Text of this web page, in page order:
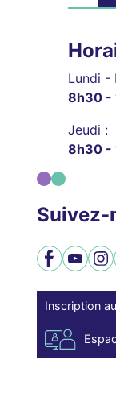
Lundi -
8h30 -
Jeudi :
8h30 -
Suivez-
Facebook
YouTube
Inscription